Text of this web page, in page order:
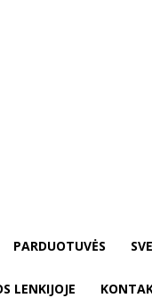
PARDUOTUVĖS
LENKIJOJE